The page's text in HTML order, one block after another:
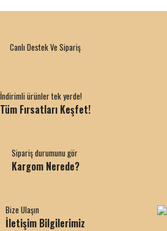
Canlı Destek Ve Sipariş
İndirimli ürünler tek yerde!
Tüm Fırsatları Keşfet!
Sipariş durumunu gör
Kargom Nerede?
Bize Ulaşın
İletişim Bilgilerimiz